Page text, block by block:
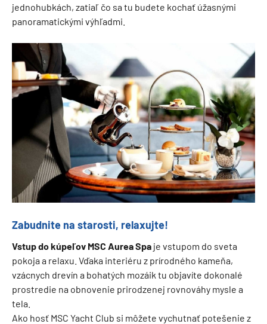
jednohubkách, zatiaľ čo sa tu budete kochať úžasnými
panoramatickými výhľadmi.
Zabudnite na starosti, relaxujte!
Vstup do kúpeľov MSC Aurea Spa je vstupom do sveta
pokoja a relaxu. Vďaka interiéru z prírodného kameňa,
vzácnych drevín a bohatých mozáik tu objavíte dokonalé
prostredie na obnovenie prirodzenej rovnováhy mysle a
tela.
Ako hosť MSC Yacht Club si môžete vychutnať potešenie z